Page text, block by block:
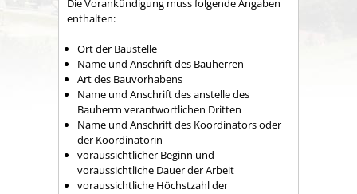
enthalten:
Ort der Baustelle
Name und Anschrift des Bauherren
Art des Bauvorhabens
Name und Anschrift des anstelle des
Bauherrn verantwortlichen Dritten
Name und Anschrift des Koordinators oder
der Koordinatorin
voraussichtlicher Beginn und
voraussichtliche Dauer der Arbeit
voraussichtliche Höchstzahl der